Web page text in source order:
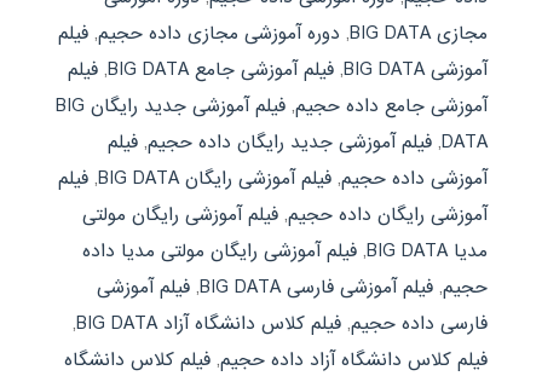
مجازی BIG DATA
, دوره آموزشی مجازی داده حجيم, فیلم
آموزشی BIG DATA
, فیلم آموزشی جامع BIG DATA , فیلم
آموزشی جامع داده حجيم,
فیلم آموزشی جدید رایگان BIG
DATA
, فیلم آموزشی جدید رایگان داده حجيم, فیلم
آموزشی داده حجيم, فیلم آموزشی رایگان BIG DATA , فیلم
آموزشی رایگان داده حجيم, فیلم آموزشی رایگان مولتی
مدیا BIG DATA
, فیلم آموزشی رایگان مولتی مدیا داده
حجيم, فیلم آموزشی فارسی BIG DATA , فیلم آموزشی
فارسی داده حجيم, فیلم کلاس دانشگاه آزاد BIG DATA
,
فیلم کلاس دانشگاه آزاد داده حجيم, فیلم کلاس دانشگاه